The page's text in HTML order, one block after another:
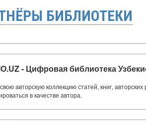
БИБЛИОТЕКИ
- Цифровая библиотека
авторскую коллекцию статей, книг,
в качестве автора.